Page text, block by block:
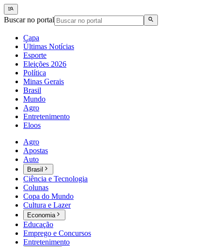
Buscar no portal
Capa
Últimas Notícias
Esporte
Eleições 2026
Política
Minas Gerais
Brasil
Mundo
Agro
Entretenimento
Eloos
Agro
Apostas
Auto
Brasil
Ciência e Tecnologia
Colunas
Copa do Mundo
Cultura e Lazer
Economia
Educação
Emprego e Concursos
Entretenimento